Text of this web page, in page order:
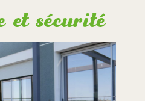
sécurité